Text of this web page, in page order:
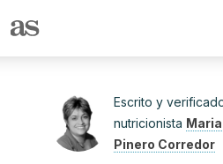
Escrito y
nutricionista
Pinero Corredor